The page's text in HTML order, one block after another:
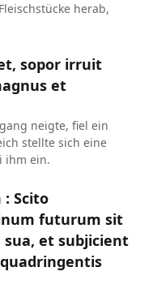
herab,
sopor irruit
et
neigte, fiel ein
stellte sich eine
ihm ein.
Scito
futurum sit
et subjicient